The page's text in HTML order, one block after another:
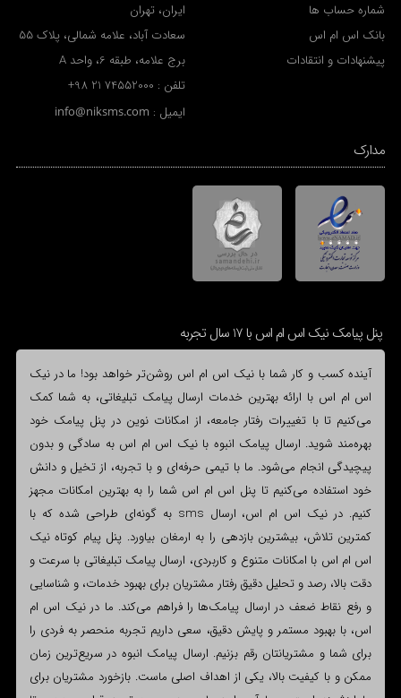
شماره حساب ها
بانک اس ام اس
پیشنهادات و انتقادات
ایران، تهران
سعادت آباد، علامه شمالی، پلاک 55
برج علامه، طبقه 6، واحد A
تلفن : +98 21 74552000
ایمیل : info@niksms.com
مدارک
پنل پیامک نیک اس ام اس با 17 سال تجربه
آینده کسب و کار شما با نیک اس ام اس روشن‌تر خواهد بود! ما در نیک
اس ام اس با ارائه بهترین خدمات ارسال پیامک تبلیغاتی، به شما کمک
می‌کنیم تا با تغییرات رفتار جامعه، از امکانات نوین در پنل پیامک خود
بهره‌مند شوید. ارسال پیامک انبوه با نیک اس ام اس به سادگی و بدون
پیچیدگی انجام می‌شود. ما با تیمی حرفه‌ای و با تجربه، از تخیل و دانش
خود استفاده می‌کنیم تا پنل اس ام اس شما را به بهترین امکانات مجهز
کنیم. در نیک اس ام اس، ارسال sms به گونه‌ای طراحی شده که با
کمترین تلاش، بیشترین بازدهی را به ارمغان بیاورد. پنل پیام کوتاه نیک
اس ام اس با امکانات متنوع و کاربردی، ارسال پیامک تبلیغاتی با سرعت و
دقت بالا، رصد و تحلیل دقیق رفتار مشتریان برای بهبود خدمات، و شناسایی
و رفع نقاط ضعف در ارسال پیامک‌ها را فراهم می‌کند. ما در نیک اس ام
اس، با بهبود مستمر و پایش دقیق، سعی داریم تجربه منحصر به فردی را
برای شما و مشتریانتان رقم بزنیم. ارسال پیامک انبوه در سریع‌ترین زمان
ممکن و با کیفیت بالا، یکی از اهداف اصلی ماست. بازخورد مشتریان برای